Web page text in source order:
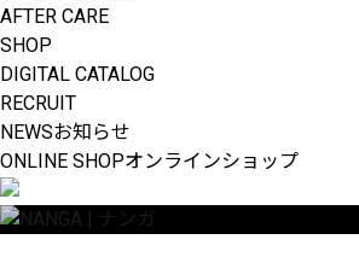
AFTER CARE
SHOP
DIGITAL CATALOG
RECRUIT
NEWSお知らせ
ONLINE SHOPオンラインショップ
ナンガから始まる、新たなリサ